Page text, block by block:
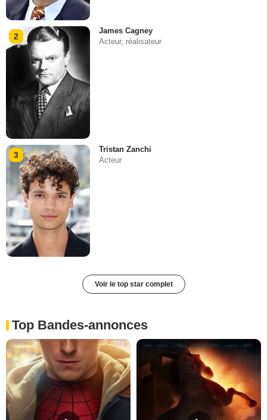
2
James Cagney
Acteur, réalisateur
3
Tristan Zanchi
Acteur
Voir le top star complet
Top Bandes-annonces